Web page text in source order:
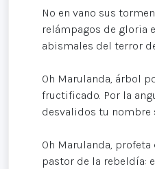
No en vano sus
relámpagos de gloria
abismales del terror
Oh Marulanda, árbol
fructificado. Por la
desvalidos tu nombre
Oh Marulanda,
pastor de la rebeldía: